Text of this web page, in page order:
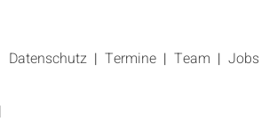
Datenschutz Termine Team Jobs